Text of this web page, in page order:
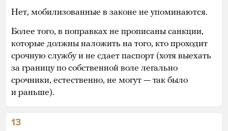
Нет, мобилизованные в законе не упоминаются.
Более того, в поправках не прописаны санкции,
которые должны наложить на того, кто проходит
срочную службу и не сдает паспорт (хотя выехать
за границу по собственной воле легально
срочники, естественно, не могут — так было
и раньше).
13